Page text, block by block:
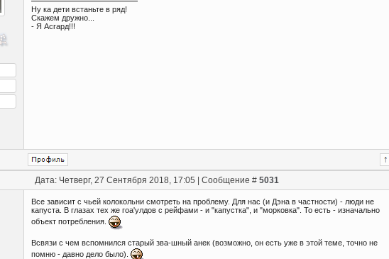
Ну ка дети встаньте в ряд!
Скажем дружно...
- Я Асгард!!!
Дата: Четверг, 27 Сентября 2018, 17:05 | Сообщение # 5031
Все зависит с чьей колокольни смотреть на проблему. Для нас (и Дэна в частности) - люди не
капуста. В глазах тех же гоа'улдов с рейфами - и "капустка", и "морковка". То есть - изначально
объект потребления.
Всвязи с чем вспомнился старый зва-шный анек (возможно, он есть уже в этой теме, точно не
помню - давно дело было).